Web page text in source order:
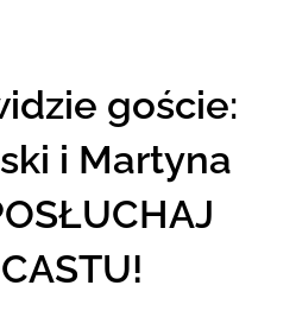
goście:
i Martyna